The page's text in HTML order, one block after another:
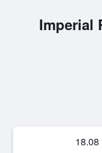
Imperial